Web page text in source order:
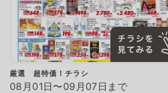
厳選 超特価！チラシ
08月01日〜09月07日まで